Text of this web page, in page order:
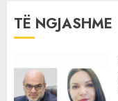
TË NGJASHME